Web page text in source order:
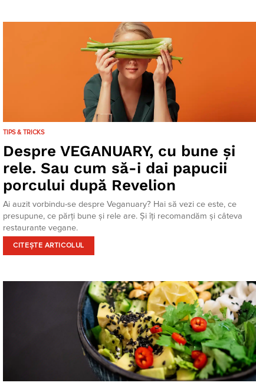
TIPS & TRICKS
Despre VEGANUARY, cu bune și
rele. Sau cum să-i dai papucii
porcului după Revelion
Ai auzit vorbindu-se despre Veganuary? Hai să vezi ce este, ce
presupune, ce părți bune și rele are. Și îți recomandăm și câteva
restaurante vegane.
CITEȘTE ARTICOLUL